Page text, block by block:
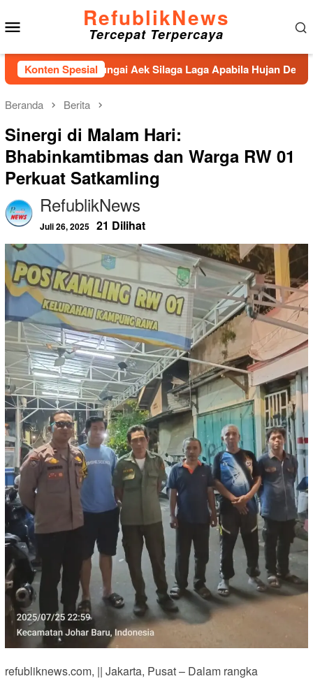
ke
konten
RefublikNews
Tercepat Terpercaya
Konten Spesial
Sungai Aek Silaga Laga Apabila Hujan Deras
Beranda Berita
Sinergi di Malam Hari:
Bhabinkamtibmas dan Warga RW 01
Perkuat Satkamling
RefublikNews
Juli 26, 2025 21 Dilihat
refubliknews.com, || Jakarta, Pusat – Dalam rangka